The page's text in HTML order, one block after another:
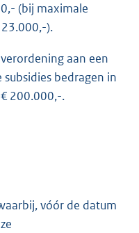
(bij maximale
).
aan een
bedragen in
200.000,-.
vóór de datum